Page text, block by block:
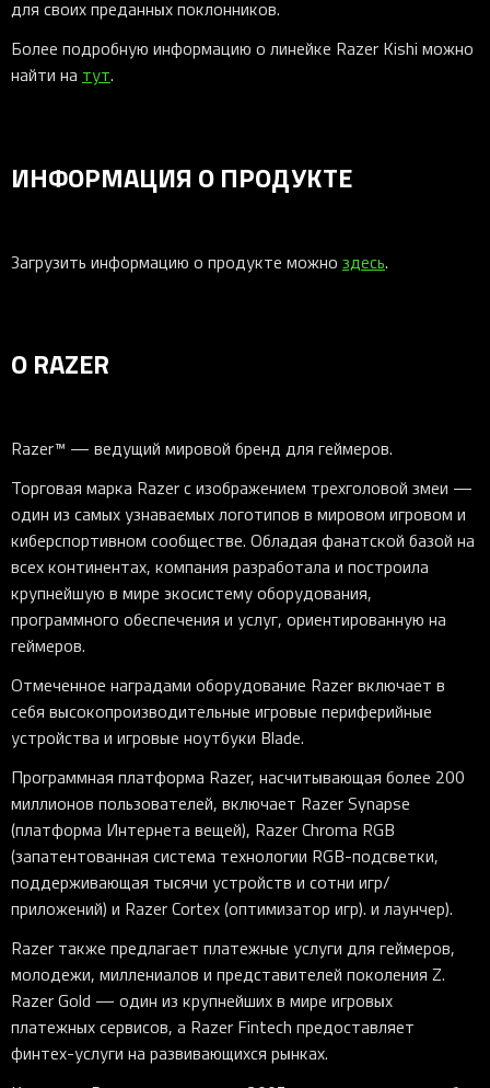
для своих преданных поклонников.
Более подробную информацию о линейке Razer Kishi можно
найти на тут.
ИНФОРМАЦИЯ О ПРОДУКТЕ
Загрузить информацию о продукте можно здесь.
О RAZER
Razer™ — ведущий мировой бренд для геймеров.
Торговая марка Razer с изображением трехголовой змеи —
один из самых узнаваемых логотипов в мировом игровом и
киберспортивном сообществе. Обладая фанатской базой на
всех континентах, компания разработала и построила
крупнейшую в мире экосистему оборудования,
программного обеспечения и услуг, ориентированную на
геймеров.
Отмеченное наградами оборудование Razer включает в
себя высокопроизводительные игровые периферийные
устройства и игровые ноутбуки Blade.
Программная платформа Razer, насчитывающая более 200
миллионов пользователей, включает Razer Synapse
(платформа Интернета вещей), Razer Chroma RGB
(запатентованная система технологии RGB-подсветки,
поддерживающая тысячи устройств и сотни игр/
приложений) и Razer Cortex (оптимизатор игр). и лаунчер).
Razer также предлагает платежные услуги для геймеров,
молодежи, миллениалов и представителей поколения Z.
Razer Gold — один из крупнейших в мире игровых
платежных сервисов, а Razer Fintech предоставляет
финтех-услуги на развивающихся рынках.